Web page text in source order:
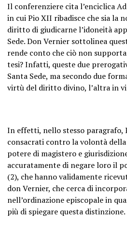
Il conferenziere cita l’enciclica
in cui Pio XII ribadisce che sia la
diritto di giudicarne l’idoneità
Sede. Don Vernier sottolinea
rende conto che ciò non
tesi? Infatti, queste due
Santa Sede, ma secondo due
virtù del diritto divino, l’altra in
In effetti, nello stesso paragrafo,
consacrati contro la volontà della
potere di magistero e
accuratamente di negare loro il
(2), che hanno validamente
don Vernier, che cerca di
nell’ordinazione episcopale in
più di spiegare questa distinzione.